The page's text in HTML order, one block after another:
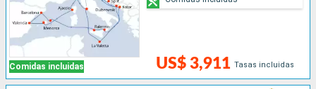
Comidas incluidas US$ 3,911 Tasas incluidas